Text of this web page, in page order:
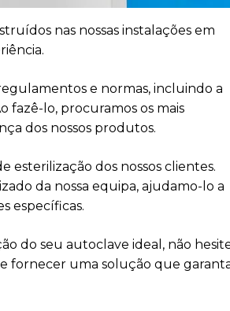
nas nossas instalações em
e normas, incluindo a
fazê-lo, procuramos os mais
dos nossos produtos.
esterilização dos nossos clientes.
da nossa equipa, ajudamo-lo a
específicas.
do seu autoclave ideal, não
fornecer uma solução que